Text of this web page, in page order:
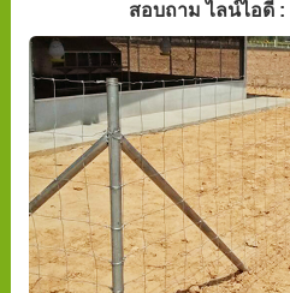
สอบถาม ไลน์ไอดี :